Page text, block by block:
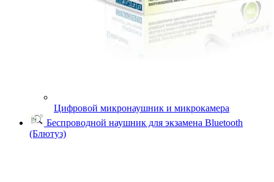
Цифровой микронаушник и микрокамера
Беспроводной наушник для экзамена Bluetooth
(Блютуз)